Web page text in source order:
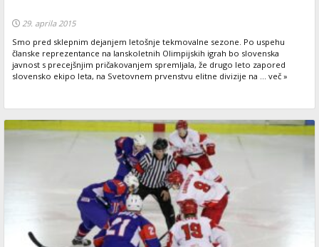
29. aprila 2015
Smo pred sklepnim dejanjem letošnje tekmovalne sezone. Po uspehu
članske reprezentance na lanskoletnih Olimpijskih igrah bo slovenska
javnost s precejšnjim pričakovanjem spremljala, že drugo leto zapored
slovensko ekipo leta, na Svetovnem prvenstvu elitne divizije na ... več »